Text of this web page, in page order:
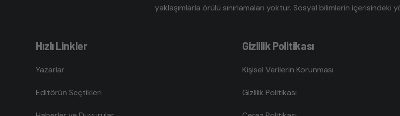
yaklaşımlarla örülü sınırlamaları yoktur. Sosyal bilimlerin içerisindeki
Hızlı Linkler
Yazarlar
Editörün Seçtikleri
Gizlilik Politikası
Kişisel Verilerin Korunması
Gizlilik Politikası